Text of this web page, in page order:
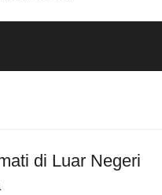
di Luar Negeri